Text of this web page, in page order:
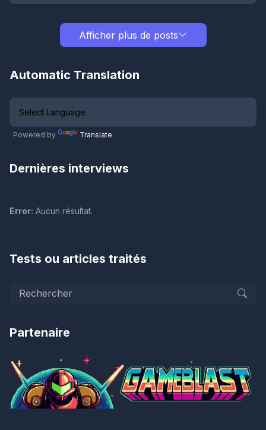
Afficher plus de posts
Automatic Translation
Powered by Translate
Dernières interviews
Error: Aucun résultat.
Tests ou articles traités
Partenaire